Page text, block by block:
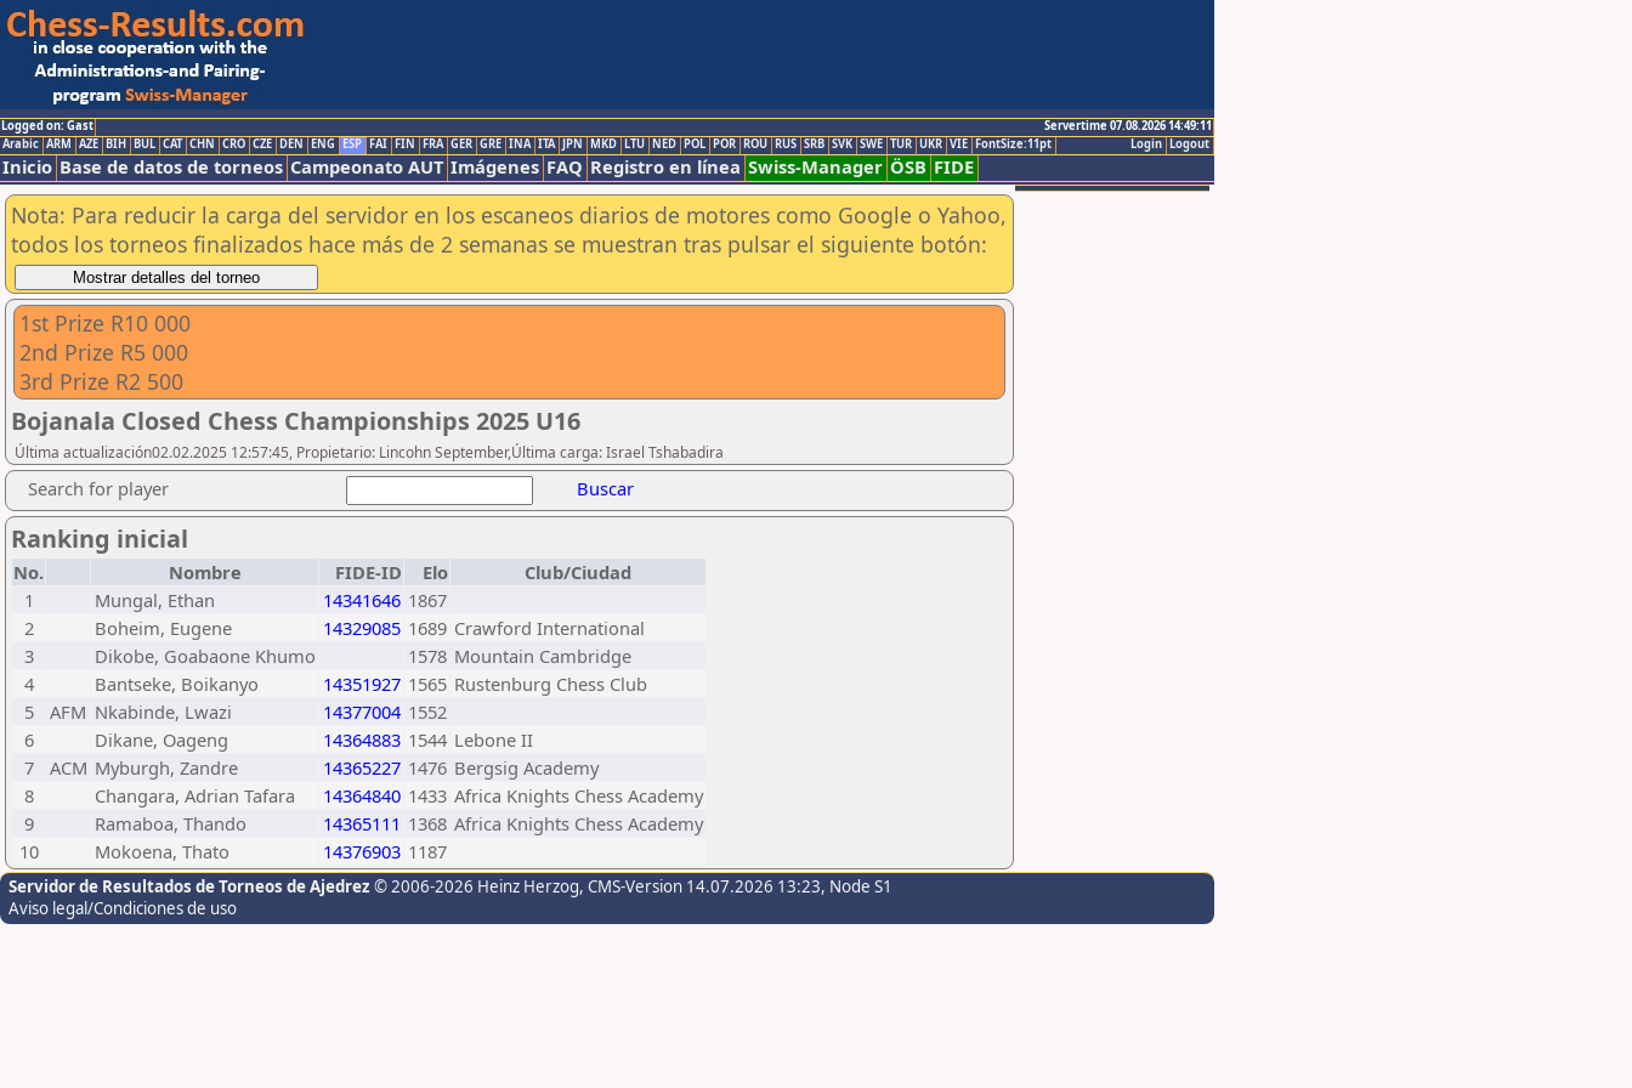
Logged on: Gast
Servertime 07.08.2026 14:49:11
Logout
Login
Arabic ARM AZE BIH BUL CAT CHN CRO CZE DEN ENG ESP FAI FIN FRA GER GRE INA ITA JPN MKD LTU NED POL POR ROU RUS SRB SVK SWE TUR UKR VIE FontSize:11pt
Inicio Base de datos de torneos Campeonato AUT Imágenes FAQ Registro en línea Swiss-Manager ÖSB FIDE
Nota: Para reducir la carga del servidor en los escaneos diarios de motores como Google o Yahoo,
todos los torneos finalizados hace más de 2 semanas se muestran tras pulsar el siguiente botón:
1st Prize R10 000
2nd Prize R5 000
3rd Prize R2 500
Bojanala Closed Chess Championships 2025 U16
Última actualización02.02.2025 12:57:45, Propietario: Lincohn September,Última carga: Israel Tshabadira
Search for player Buscar
Ranking inicial
No. Nombre FIDE-ID Elo
Club/Ciudad
1
Mungal, Ethan 14341646 1867
2
Boheim, Eugene 14329085 1689 Crawford International
3
Dikobe, Goabaone Khumo 1578 Mountain Cambridge
4
Bantseke, Boikanyo 14351927 1565 Rustenburg Chess Club
5
AFM Nkabinde, Lwazi 14377004 1552
6
Dikane, Oageng 14364883 1544 Lebone II
7
ACM Myburgh, Zandre 14365227 1476 Bergsig Academy
8
Changara, Adrian Tafara 14364840 1433 Africa Knights Chess Academy
9
Ramaboa, Thando 14365111 1368 Africa Knights Chess Academy
10
Mokoena, Thato 14376903 1187
Servidor de Resultados de Torneos de Ajedrez © 2006-2026 Heinz Herzog, CMS-Version 14.07.2026 13:23, Node S1
Aviso legal/Condiciones de uso